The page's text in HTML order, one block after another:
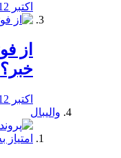
اکتبر 12, 2019
از
خبر؟
اکتبر 12, 2019
والیبال